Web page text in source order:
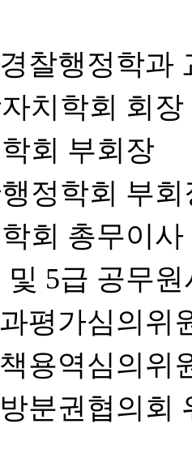
찰행정학과
치학회 회장
회 부회장
정학회 부회
회 총무이사
및 5급 공무
평가심의위
용역심의위
분권협의회